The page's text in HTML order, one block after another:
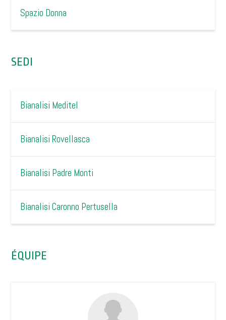
Spazio Donna
SEDI
Bianalisi Meditel
Bianalisi Rovellasca
Bianalisi Padre Monti
Bianalisi Caronno Pertusella
ÉQUIPE